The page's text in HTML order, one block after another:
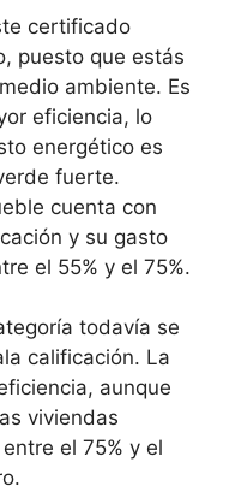
certificado
puesto que estás
ambiente. Es
eficiencia, lo
energético es
fuerte.
cuenta con
y su gasto
el 55% y el 75%.
todavía se
calificación. La
aunque
viviendas
el 75% y el